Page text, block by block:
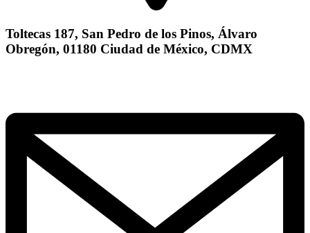
Toltecas 187, San Pedro de los Pinos, Álvaro
Obregón, 01180 Ciudad de México, CDMX